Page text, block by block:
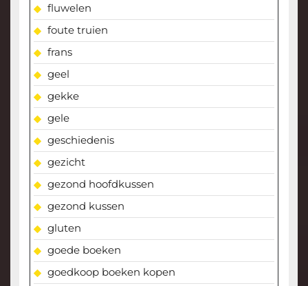
fluwelen
foute truien
frans
geel
gekke
gele
geschiedenis
gezicht
gezond hoofdkussen
gezond kussen
gluten
goede boeken
goedkoop boeken kopen